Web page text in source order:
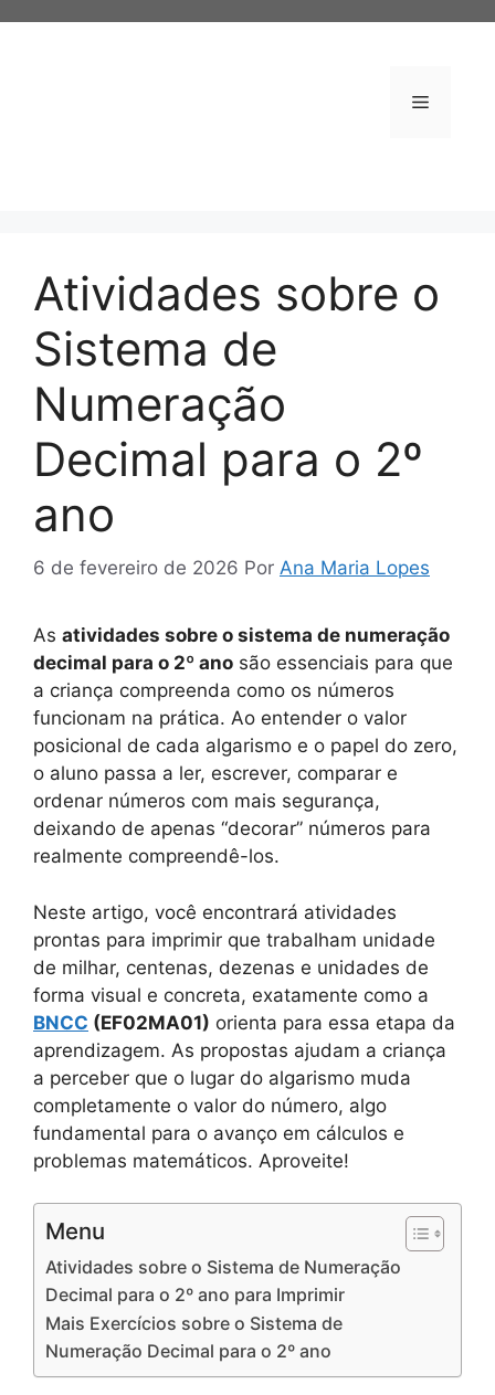
Menu
Atividades sobre o
Sistema de
Numeração
Decimal para o 2º
ano
6 de fevereiro de 2026 Por Ana Maria Lopes
As atividades sobre o sistema de numeração
decimal para o 2º ano são essenciais para que
a criança compreenda como os números
funcionam na prática. Ao entender o valor
posicional de cada algarismo e o papel do zero,
o aluno passa a ler, escrever, comparar e
ordenar números com mais segurança,
deixando de apenas “decorar” números para
realmente compreendê-los.
Neste artigo, você encontrará atividades
prontas para imprimir que trabalham unidade
de milhar, centenas, dezenas e unidades de
forma visual e concreta, exatamente como a
BNCC (EF02MA01) orienta para essa etapa da
aprendizagem. As propostas ajudam a criança
a perceber que o lugar do algarismo muda
completamente o valor do número, algo
fundamental para o avanço em cálculos e
problemas matemáticos. Aproveite!
Menu
Atividades sobre o Sistema de Numeração
Decimal para o 2º ano para Imprimir
Mais Exercícios sobre o Sistema de
Numeração Decimal para o 2º ano